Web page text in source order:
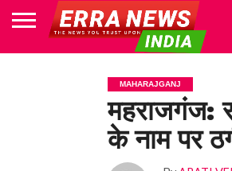
MAHARAJGANJ
महराजगंज:
के नाम पर